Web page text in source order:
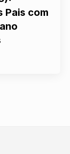
Pais com